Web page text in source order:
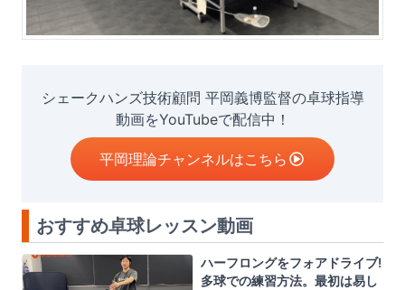
シェークハンズ技術顧問 平岡義博監督の卓球指導
動画をYouTubeで配信中！
平岡理論チャンネルはこちら
おすすめ卓球レッスン動画
ハーフロングをフォアドライブ!
多球での練習方法。最初は易し